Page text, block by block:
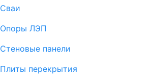
Сваи
Опоры ЛЭП
Стеновые панели
Плиты перекрытия